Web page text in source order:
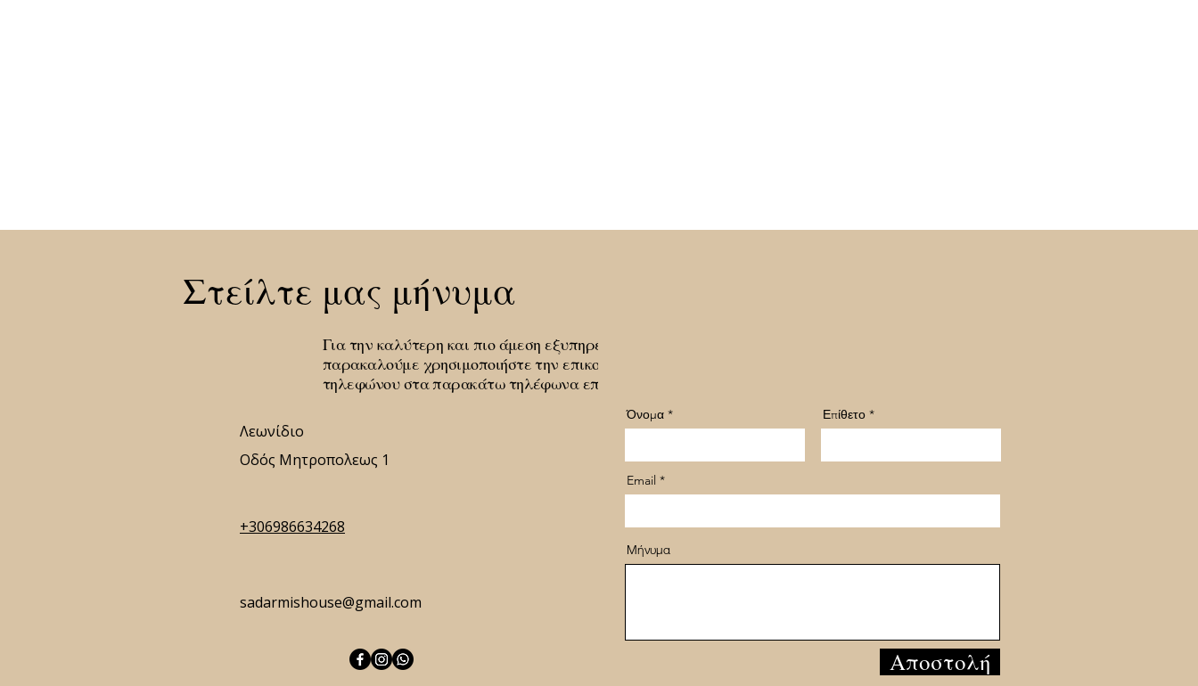
Για την καλύτερη και πιο άμεση εξυπηρέτηση σας
παρακαλούμε χρησιμοποιήστε την επικοινωνία δια
τηλεφώνου στα παρακάτω τηλέφωνα επικοινωνίας.
Όνομα Επίθετο
Email
Μήνυμα
Αποστολή
sadarmishouse@gmail.com
+306986634268
Λεωνίδιο
Οδός Μητροπολεως 1
Στείλτε μας μήνυμα